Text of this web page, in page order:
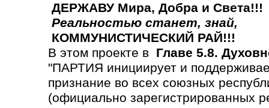
ДЕРЖАВУ Мира, Добра и Света!!!
Реальностью станет, знай,
КОММУНИСТИЧЕСКИЙ РАЙ!!!
В этом проекте в Главе 5.8.
"ПАРТИЯ инициирует и
признание во всех союзных
(официально зарегистрированных